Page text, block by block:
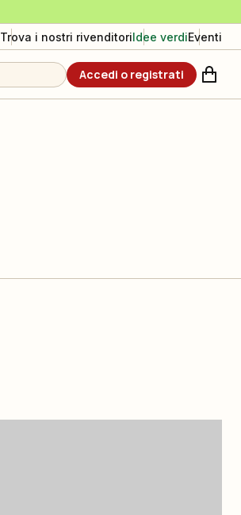
Trova i nostri rivenditoriIdee verdiEventi
Accedi o registrati